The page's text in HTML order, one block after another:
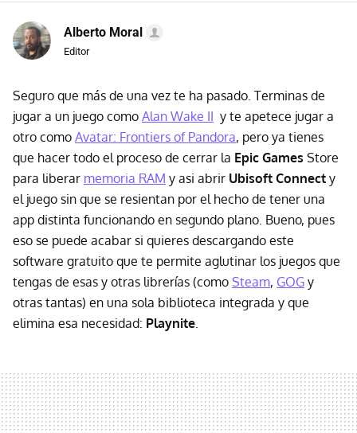
Alberto Moral
Editor
Seguro que más de una vez te ha pasado. Terminas de
jugar a un juego como Alan Wake II y te apetece jugar a
otro como Avatar: Frontiers of Pandora, pero ya tienes
que hacer todo el proceso de cerrar la Epic Games Store
para liberar memoria RAM y asi abrir Ubisoft Connect y
el juego sin que se resientan por el hecho de tener una
app distinta funcionando en segundo plano. Bueno, pues
eso se puede acabar si quieres descargando este
software gratuito que te permite aglutinar los juegos que
tengas de esas y otras librerías (como Steam, GOG y
otras tantas) en una sola biblioteca integrada y que
elimina esa necesidad: Playnite.